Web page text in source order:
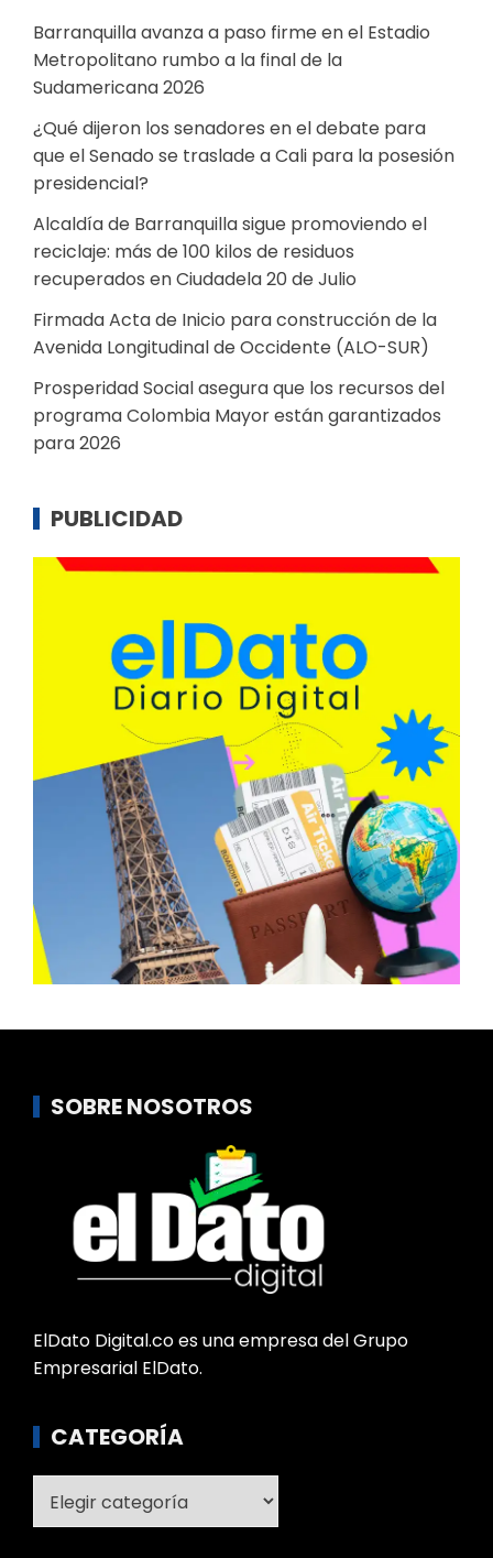
Barranquilla avanza a paso firme en el Estadio
Metropolitano rumbo a la final de la
Sudamericana 2026
¿Qué dijeron los senadores en el debate para
que el Senado se traslade a Cali para la posesión
presidencial?
Alcaldía de Barranquilla sigue promoviendo el
reciclaje: más de 100 kilos de residuos
recuperados en Ciudadela 20 de Julio
Firmada Acta de Inicio para construcción de la
Avenida Longitudinal de Occidente (ALO-SUR)
Prosperidad Social asegura que los recursos del
programa Colombia Mayor están garantizados
para 2026
PUBLICIDAD
SOBRE NOSOTROS
ElDato Digital.co es una empresa del Grupo
Empresarial ElDato.
CATEGORÍA